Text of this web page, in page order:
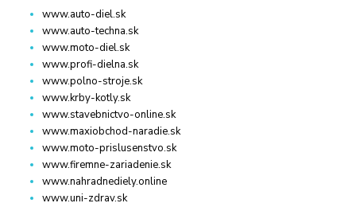
www.auto-diel.sk
www.auto-techna.sk
www.moto-diel.sk
www.profi-dielna.sk
www.polno-stroje.sk
www.krby-kotly.sk
www.stavebnictvo-online.sk
www.maxiobchod-naradie.sk
www.moto-prislusenstvo.sk
www.firemne-zariadenie.sk
www.nahradnediely.online
www.uni-zdrav.sk